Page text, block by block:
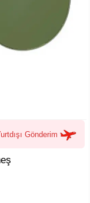
Gönderim